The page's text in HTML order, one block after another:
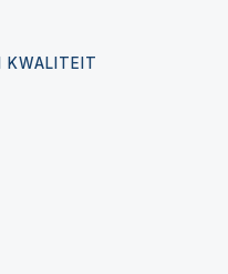
KWALITEIT